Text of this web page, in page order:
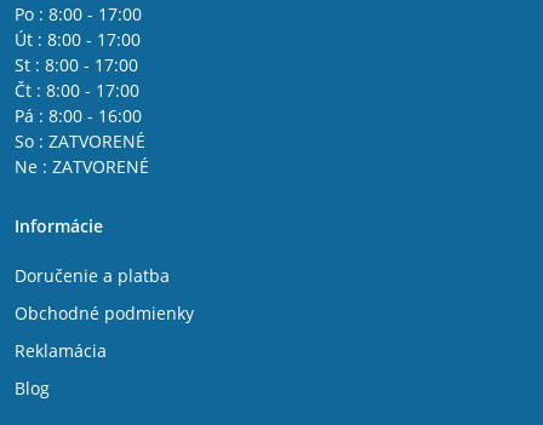
Po : 8:00 - 17:00
Út : 8:00 - 17:00
St : 8:00 - 17:00
Čt : 8:00 - 17:00
Pá : 8:00 - 16:00
So : ZATVORENÉ
Ne : ZATVORENÉ
Informácie
Doručenie a platba
Obchodné podmienky
Reklamácia
Blog